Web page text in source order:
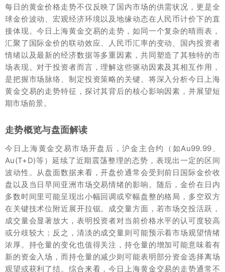
每日的黄金价格走势不仅反映了国内市场的供需状况，更是全
球金价波动、宏观经济环境以及地缘动态在人民币计价下的直
接体现。今日上海黄金交易的走势，如同一个复杂的晴雨表，
汇聚了国际金价的联动效应、人民币汇率的变动、国内投资者
情绪以及最新的经济数据等多重因素，共同塑造了其独特的市
场表现。对于投资者而言，理解这些驱动因素及其相互作用，
是把握市场脉络、制定投资策略的关键。将深入分析今日上海
黄金交易的走势特征，探讨其背后的核心影响因素，并展望短
期市场前景。
走势概览与盘面解读
今日上海黄金交易市场开盘后，沪金主合约（如Au99.99、
Au(T+D)等）延续了近期震荡整理的态势，表现出一定的区间
波动性。从盘面数据来看，开盘价通常会受到前日国际金价收
盘以及当日早间亚洲市场交易情绪的影响。随后，金价在日内
多数时间里可能呈现出小幅回调或窄幅盘整的格局，多空双方
在关键技术位附近展开拉锯。成交量方面，若市场交投活跃，
成交量会显著放大，表明投资者对当前价格水平的认可度较高
或分歧较大；反之，清淡的成交量则可能预示着市场观望情绪
浓厚。持仓量的变化也值得关注，持仓量的增加可能意味着有
新的资金入场，而持仓量的减少则可能表明部分资金选择离场
观望或获利了结。综合来看，今日上海黄金交易的走势通常不